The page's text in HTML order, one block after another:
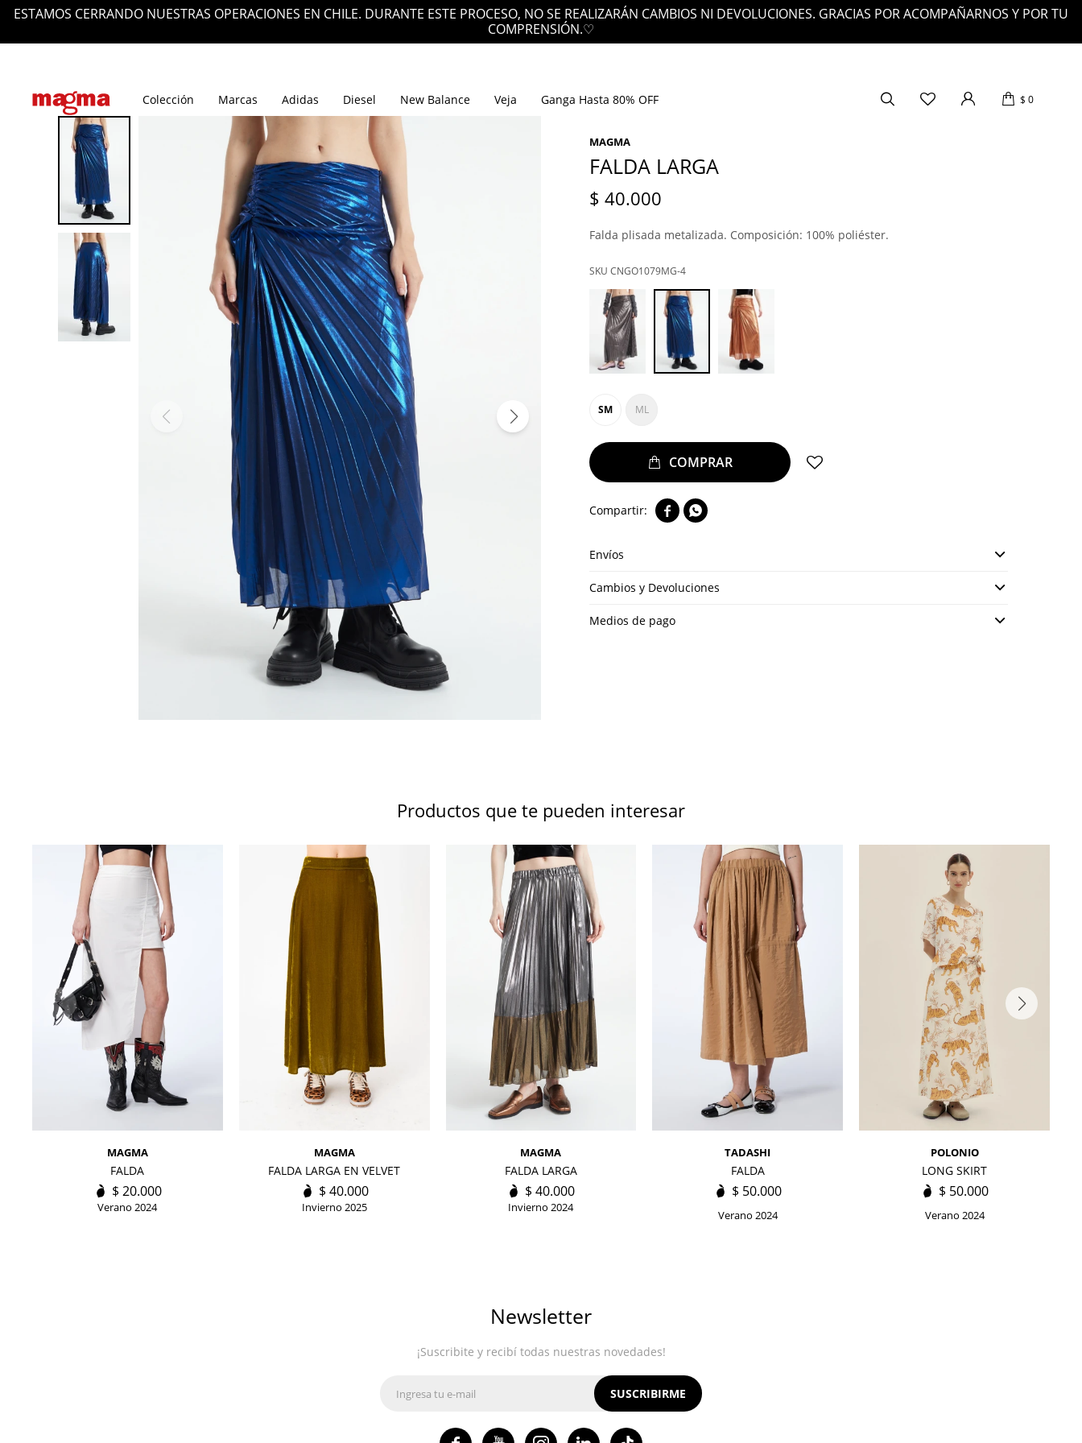
ESTAMOS CERRANDO NUESTRAS OPERACIONES EN CHILE. DURANTE ESTE PROCESO, NO SE REALIZARÁN CAMBIOS NI DEVOLUCIONES. GRACIAS POR ACOMPAÑARNOS Y POR TU
COMPRENSIÓN.♡
Colección Marcas Adidas Diesel New Balance Veja Ganga Hasta 80% OFF $ 0
MAGMA
FALDA LARGA
$ 40.000
Falda plisada metalizada. Composición: 100% poliéster.
CNGO1079MG-4
SM ML
 
Envíos
Cambios y Devoluciones
Medios de pago
Productos que te pueden interesar
MAGMA
FALDA
$ 20.000
Verano 2024
MAGMA
FALDA LARGA EN VELVET
$ 40.000
Invierno 2025
MAGMA
FALDA LARGA
$ 40.000
Invierno 2024
TADASHI
FALDA
$ 50.000
Verano 2024
POLONIO
LONG SKIRT
$ 50.000
Verano 2024
Newsletter
¡Suscribite y recibí todas nuestras novedades!
SUSCRIBIRME